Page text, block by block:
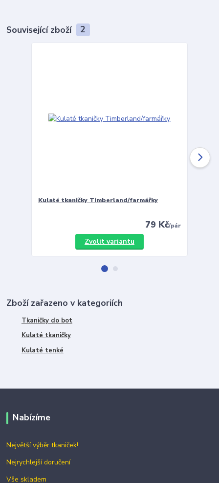
Související zboží 2
Kulaté tkaničky Timberland/farmářky
79 Kč/pár
Zvolit variantu
Zboží zařazeno v kategoriích
Tkaničky do bot
Kulaté tkaničky
Kulaté tenké
Nabízíme
Největší výběr tkaniček!
Nejrychlejší doručení
Vše skladem